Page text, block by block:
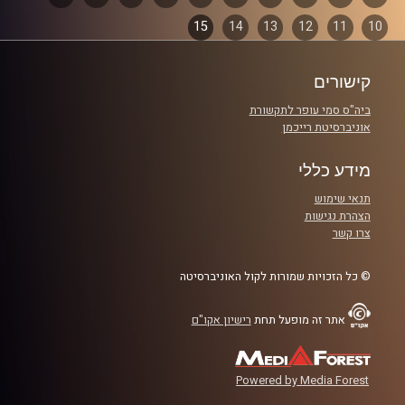
והפעם: סערת הסטודנטית במדים באוניברסיטה
העברית
קרדיט תמונות:
פרקים
10
11
12
13
14
15
קישורים
ביה"ס סמי עופר לתקשורת
אוניברסיטת רייכמן
מידע כללי
תנאי שימוש
הצהרת נגישות
צרו קשר
© כל הזכויות שמורות לקול האוניברסיטה
אתר זה מופעל תחת רישיון אקו"ם
Powered by Media Forest